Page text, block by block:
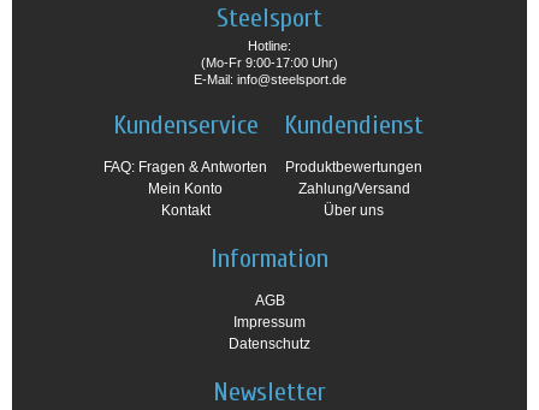
Steelsport
Hotline:
(Mo-Fr 9:00-17:00 Uhr)
E-Mail: info@steelsport.de
Kundenservice
FAQ: Fragen & Antworten
Mein Konto
Kontakt
Kundendienst
Produktbewertungen
Zahlung/Versand
Über uns
Information
AGB
Impressum
Datenschutz
Newsletter